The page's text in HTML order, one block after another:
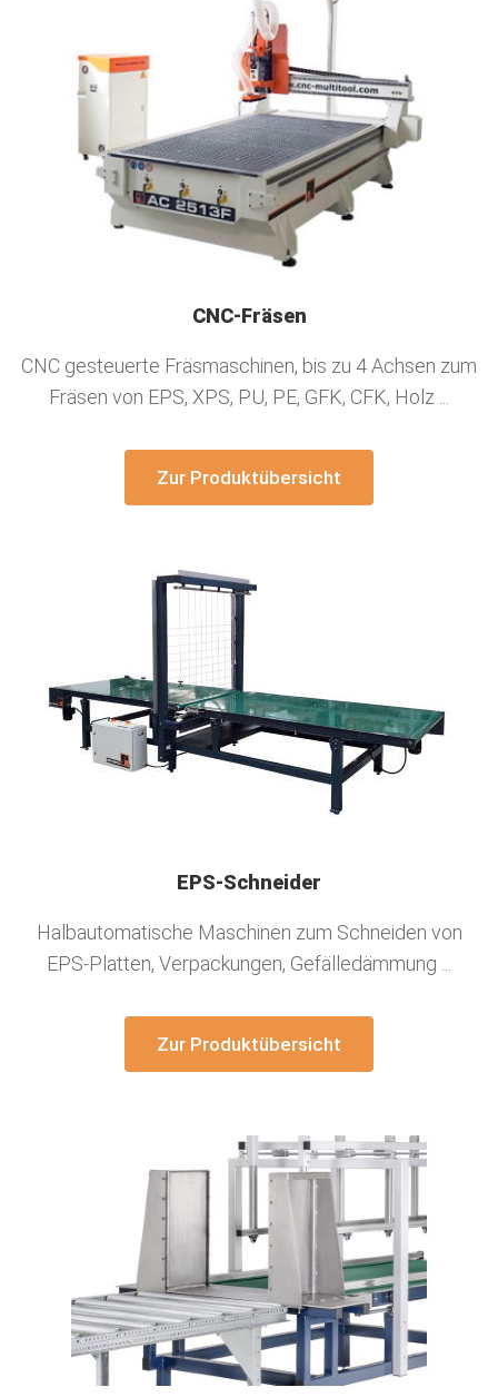
CNC-Fräsen
CNC gesteuerte Fräsmaschinen, bis zu 4 Achsen zum
Fräsen von EPS, XPS, PU, PE, GFK, CFK, Holz ...
Zur Produktübersicht
EPS-Schneider
Halbautomatische Maschinen zum Schneiden von
EPS-Platten, Verpackungen, Gefälledämmung ...
Zur Produktübersicht